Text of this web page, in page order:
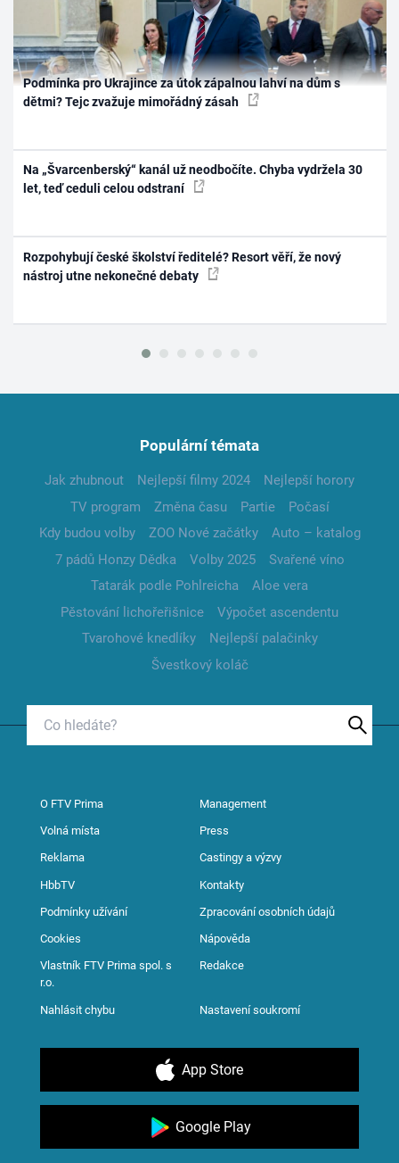
Podmínka pro Ukrajince za útok zápalnou lahví na dům s
dětmi? Tejc zvažuje mimořádný zásah
Na „Švarcenberský“ kanál už neodbočíte. Chyba vydržela 30
let, teď ceduli celou odstraní
Rozpohybují české školství ředitelé? Resort věří, že nový
nástroj utne nekonečné debaty
Populární témata
Jak zhubnout Nejlepší filmy 2024
Nejlepší horory
TV program
Změna času Partie
Počasí
Kdy budou volby
ZOO Nové začátky
Auto – katalog
7 pádů Honzy Dědka
Volby 2025
Svařené víno
Tatarák podle Pohlreicha
Aloe vera
Pěstování lichořeřišnice
Výpočet ascendentu
Tvarohové knedlíky
Nejlepší palačinky
Švestkový koláč
O FTV Prima Management
Volná místa Press
Reklama Castingy a výzvy
HbbTV Kontakty
Podmínky užívání Zpracování osobních údajů
Cookies Nápověda
Vlastník FTV Prima spol. s
r.o.
Redakce
Nahlásit chybu Nastavení soukromí
App Store
Google Play